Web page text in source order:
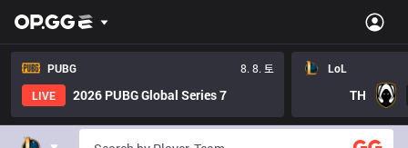
PUBG
8. 8. 토
LIVE
2026 PUBG Global Series 7
LoL
TH